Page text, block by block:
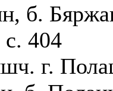
б.
404
г.